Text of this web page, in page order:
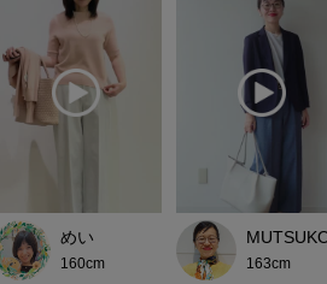
めい
160cm 163cm